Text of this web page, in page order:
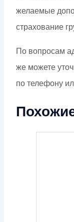
желаемые
страхование
По вопросам
же можете
по телефону